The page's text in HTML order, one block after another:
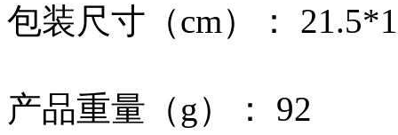
包装尺寸（cm）：
产品重量（g）： 92